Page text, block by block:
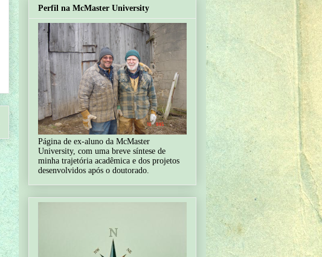
Perfil na McMaster University
Página de ex-aluno da McMaster
University, com uma breve síntese de
minha trajetória acadêmica e dos projetos
desenvolvidos após o doutorado.